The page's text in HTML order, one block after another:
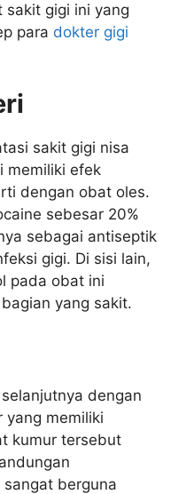
sakit gigi ini yang
para dokter gigi
sakit gigi nisa
memiliki efek
dengan obat oles.
sebesar 20%
sebagai antiseptik
gigi. Di sisi lain,
pada obat ini
yang sakit.
dengan
yang memiliki
kumur tersebut
berguna